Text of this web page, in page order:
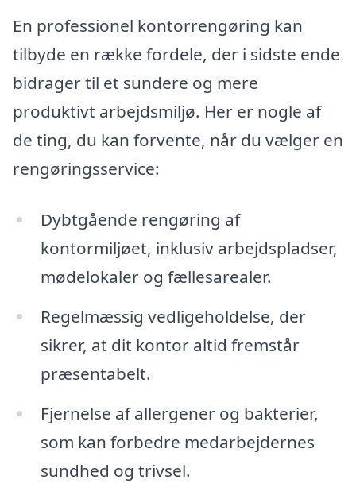
En professionel kontorrengøring kan
tilbyde en række fordele, der i sidste ende
bidrager til et sundere og mere
produktivt arbejdsmiljø. Her er nogle af
de ting, du kan forvente, når du vælger en
rengøringsservice:
Dybtgående rengøring af
kontormiljøet, inklusiv arbejdspladser,
mødelokaler og fællesarealer.
Regelmæssig vedligeholdelse, der
sikrer, at dit kontor altid fremstår
præsentabelt.
Fjernelse af allergener og bakterier,
som kan forbedre medarbejdernes
sundhed og trivsel.